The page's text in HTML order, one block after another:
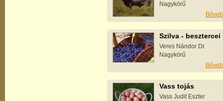
Nagykörű
Szilva - besztercei
Veres Nándor Dr.
Nagykörű
Vass tojás
Vass Judit Eszter